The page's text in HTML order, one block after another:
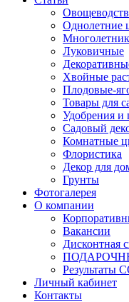
Однолетние
Луковичные
Хвойные
Плодовые-
Товары для
Удобрения и
Садовый
Комнатные
Флористика
Декор для
Грунты
Фотогалерея
О компании
Вакансии
Дисконтная
Результаты
Личный кабинет
Контакты